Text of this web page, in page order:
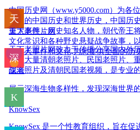
中国历史网（www.y5000.com）为各
全面的中国历史和世界历史，中国历
重大事件，历史知名人物，朝代帝王
文化常识和各种野史悬疑战争故事，
史名人事件和文化,为您提供全面的历
台。
天下老照片网
天下老照片网致力于传播分享国内外
理了大量清朝老照片、民国老照片、
战老照片及清朝民国老视频，是专业
深海
展示深海生物多样性，发现深海世界
KnowSex
KnowSex 是一个性教育组织，旨在促